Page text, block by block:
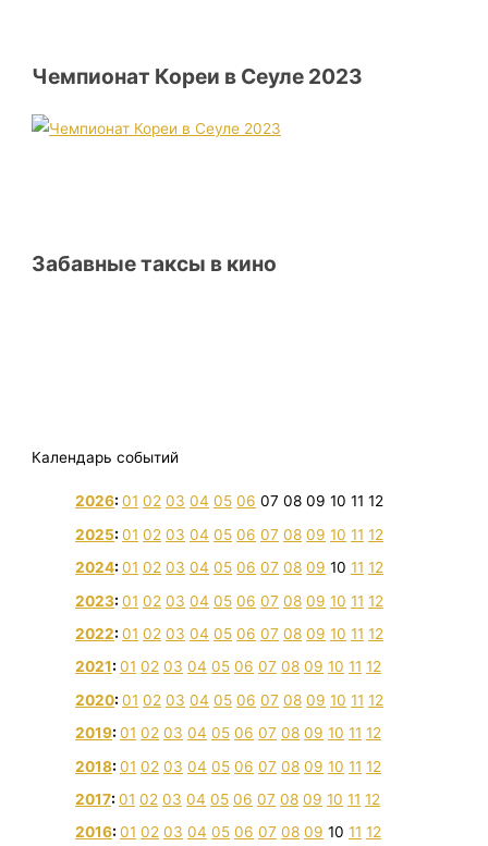
Чемпионат Кореи в Сеуле 2023
Забавные таксы в кино
Календарь событий
2026:01 02 03 04 05 06 07 08 09 10 11 12
2025:01 02 03 04 05 06 07 08 09 10 11 12
2024:01 02 03 04 05 06 07 08 09 10 11 12
2023:01 02 03 04 05 06 07 08 09 10 11 12
2022:01 02 03 04 05 06 07 08 09 10 11 12
2021:01 02 03 04 05 06 07 08 09 10 11 12
2020:01 02 03 04 05 06 07 08 09 10 11 12
2019:01 02 03 04 05 06 07 08 09 10 11 12
2018:01 02 03 04 05 06 07 08 09 10 11 12
2017:01 02 03 04 05 06 07 08 09 10 11 12
2016:01 02 03 04 05 06 07 08 09 10 11 12